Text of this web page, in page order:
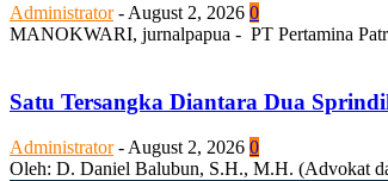
Administrator - August 2, 2026 0
MANOKWARI, jurnalpapua - PT Pertamina
Satu Tersangka Diantara Dua
Administrator - August 2, 2026 0
Oleh: D. Daniel Balubun, S.H., M.H. (Advokat